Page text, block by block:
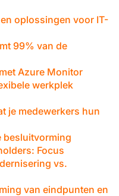
oplossingen voor IT-
99% van de
Azure Monitor
werkplek
je medewerkers hun
besluitvorming
Focus
vs.
van eindpunten en